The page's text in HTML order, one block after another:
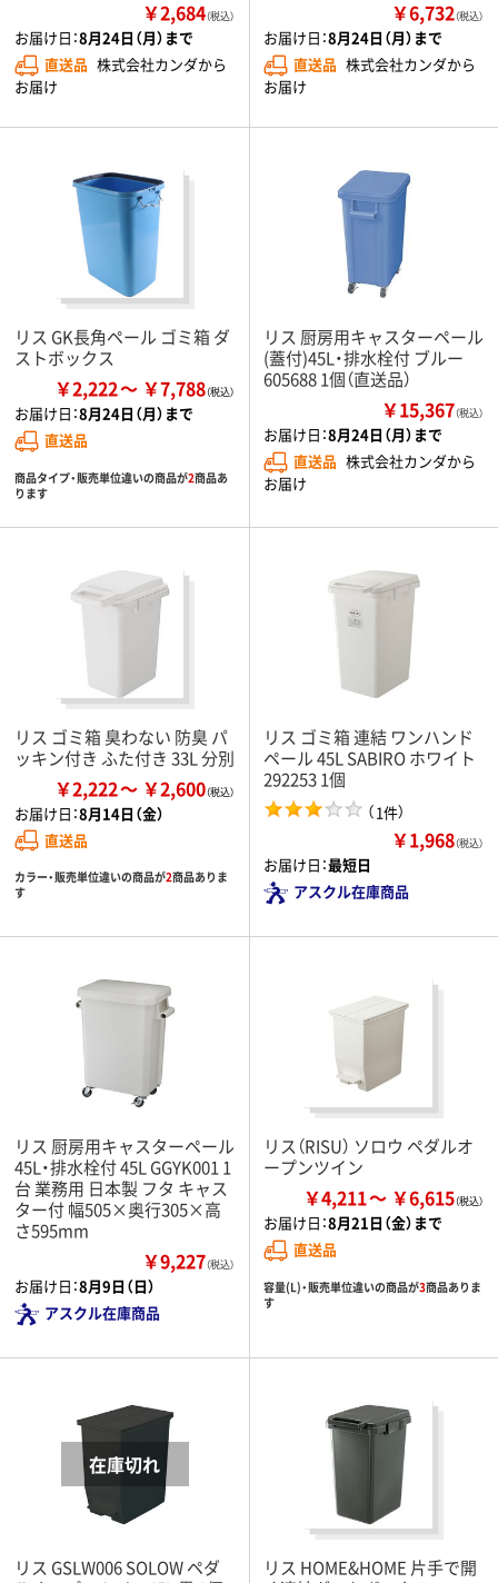
￥2,684（税込）
お届け日：8月24日（月）まで
直送品 株式会社カンダから
お届け
￥6,732（税込）
お届け日：8月24日（月）まで
直送品 株式会社カンダから
お届け
リス GK長角ペール ゴミ箱 ダ
ストボックス
￥2,222 ￥7,788
お届け日：8月24日（月）まで
直送品
商品タイプ・販売単位違いの商品が2商品あ
ります
リス 厨房用キャスターペール
(蓋付)45L・排水栓付 ブルー
605688 1個（直送品）
￥15,367（税込）
お届け日：8月24日（月）まで
直送品 株式会社カンダから
お届け
リス ゴミ箱 臭わない 防臭 パ
ッキン付き ふた付き 33L 分別
￥2,222 ￥2,600
お届け日：8月14日（金）
直送品
カラー・販売単位違いの商品が2商品ありま
す
リス ゴミ箱 連結 ワンハンド
ペール 45L SABIRO ホワイト
292253 1個
（1件）
￥1,968（税込）
お届け日：最短日
アスクル在庫商品
リス 厨房用キャスターペール
45L・排水栓付 45L GGYK001 1
台 業務用 日本製 フタ キャス
ター付 幅505×奥行305×高
さ595mm
￥9,227（税込）
お届け日：8月9日（日）
アスクル在庫商品
リス（RISU） ソロウ ペダルオ
ープンツイン
￥4,211 ￥6,615
お届け日：8月21日（金）まで
直送品
容量(L)・販売単位違いの商品が3商品ありま
す
リス GSLW006 SOLOW ペダ
リス HOME&HOME 片手で開